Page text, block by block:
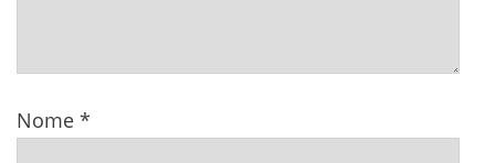
Nome *